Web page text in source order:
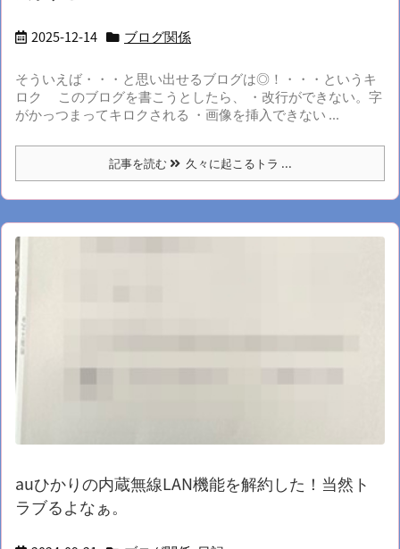
2025-12-14 ブログ関係
そういえば・・・と思い出せるブログは◎！・・・というキ
ロク このブログを書こうとしたら、 ・改行ができない。字
がかっつまってキロクされる ・画像を挿入できない ...
記事を読む 久々に起こるトラ ...
auひかりの内蔵無線LAN機能を解約した！当然ト
ラブるよなぁ。